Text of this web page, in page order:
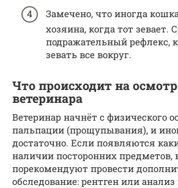
Замечено, что иногда
хозяина, когда тот зевает.
подражательный рефлекс,
зевать все вокруг.
Что происходит на
ветеринара
Ветеринар начнёт с физического
пальпации (прощупывания), и
достаточно. Если появляются
наличии посторонних предметов,
порекомендуют провести
обследование: рентген или анализ